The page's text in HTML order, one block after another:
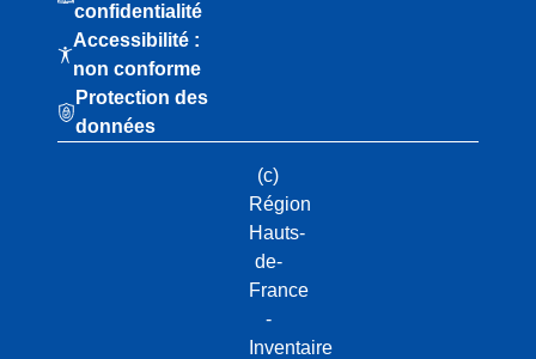
confidentialité
Accessibilité :
non conforme
Protection des
données
(c)
Région
Hauts-
de-
France
-
Inventaire